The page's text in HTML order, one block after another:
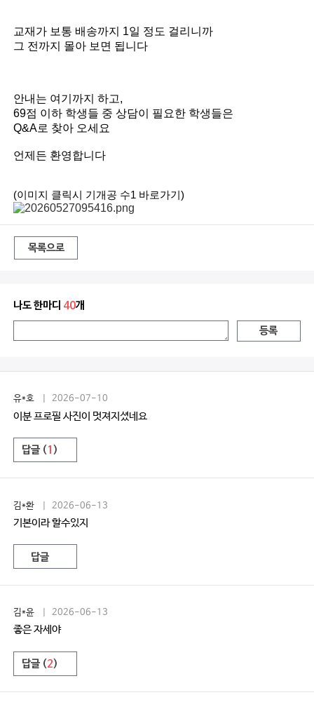
교재가 보통 배송까지 1일 정도 걸리니까
그 전까지 몰아 보면 됩니다
안내는 여기까지 하고,
69점 이하 학생들 중 상담이 필요한 학생들은
Q&A로 찾아 오세요
언제든 환영합니다
(이미지 클릭시 기개공 수1 바로가기)
목록으로
나도 한마디 40개
등록
유*호 | 2026-07-10
이분 프로필 사진이 멋져지셨네요
답글 (1 )
김*환 | 2026-06-13
기본이라 할수있지
답글
김*윤 | 2026-06-13
좋은 자세야
답글 (2)